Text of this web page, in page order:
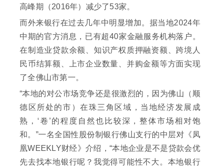
高峰期（2016年）减少了53家。
而外来银行在过去几年中明显增加。据当地2024年
中期的官方消息，已有超40家金融服务机构落户。
在制造业贷款余额、知识产权质押融资额、跨境人
民币结算额、上市企业数量、并购金额等方面实现
了全佛山市第一。
“本地的对公市场竞争还是很激烈的，因为佛山（顺
德区所处的市）在珠三角区域，当地经济发展成
熟，‘卷’的程度自然也比较深，整体市场相对饱
和。”一名全国性股份制银行佛山支行的中层对《凤
凰WEEKLY财经》介绍，“本地企业是不是贷款会优
先去找本地银行呢？我觉得可能性不大。本地银行